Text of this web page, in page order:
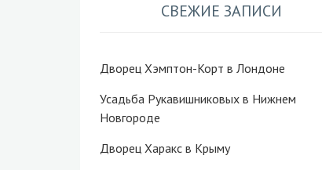
СВЕЖИЕ ЗАПИСИ
Дворец Хэмптон-Корт в Лондоне
Усадьба Рукавишниковых в Нижнем
Новгороде
Дворец Харакс в Крыму